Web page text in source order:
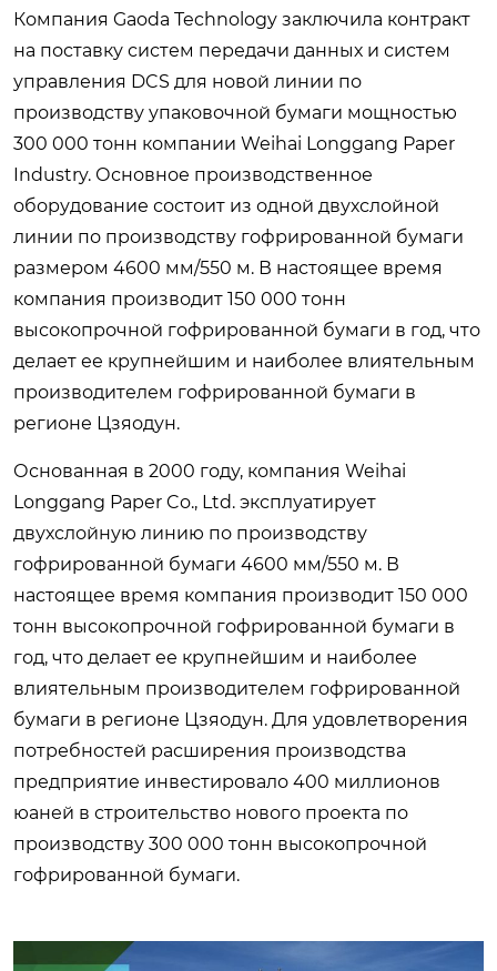
Компания Gaoda Technology заключила контракт
на поставку систем передачи данных и систем
управления DCS для новой линии по
производству упаковочной бумаги мощностью
300 000 тонн компании Weihai Longgang Paper
Industry. Основное производственное
оборудование состоит из одной двухслойной
линии по производству гофрированной бумаги
размером 4600 мм/550 м. В настоящее время
компания производит 150 000 тонн
высокопрочной гофрированной бумаги в год, что
делает ее крупнейшим и наиболее влиятельным
производителем гофрированной бумаги в
регионе Цзяодун.
Основанная в 2000 году, компания Weihai
Longgang Paper Co., Ltd. эксплуатирует
двухслойную линию по производству
гофрированной бумаги 4600 мм/550 м. В
настоящее время компания производит 150 000
тонн высокопрочной гофрированной бумаги в
год, что делает ее крупнейшим и наиболее
влиятельным производителем гофрированной
бумаги в регионе Цзяодун. Для удовлетворения
потребностей расширения производства
предприятие инвестировало 400 миллионов
юаней в строительство нового проекта по
производству 300 000 тонн высокопрочной
гофрированной бумаги.